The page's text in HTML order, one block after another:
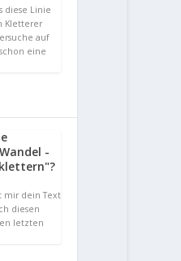
diese Linie
Kletterer
auf
eine
-
mir dein Text
diesen
letzten